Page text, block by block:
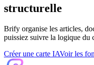
structurelle
Brify organise les articles,
puissiez suivre la logique du
Créer une carte IAVoir les